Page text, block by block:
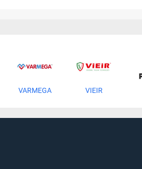
VARMEGA VIEIR